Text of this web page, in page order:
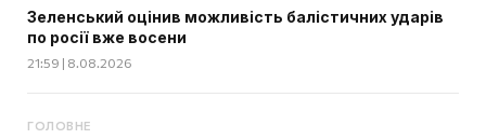
Зеленський оцінив можливість балістичних ударів
по росії вже восени
21:59 | 8.08.2026
ГОЛОВНЕ